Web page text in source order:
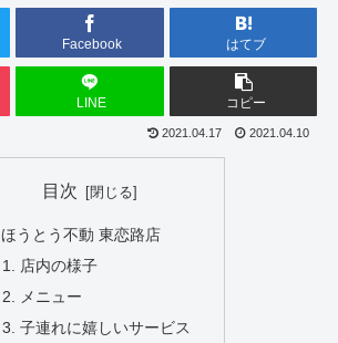
Facebook はてブ
LINE コピー
2021.04.17 2021.04.10
目次
ほうとう不動 東恋路店
店内の様子
メニュー
子連れに嬉しいサービス